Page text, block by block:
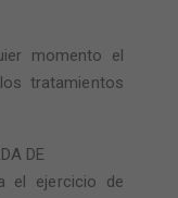
momento el
tratamientos
DE
el ejercicio de